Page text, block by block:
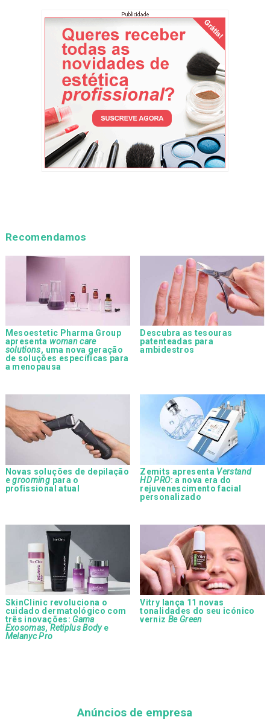
Recomendamos
Mesoestetic Pharma Group
apresenta woman care
solutions, uma nova geração
de soluções específicas para
a menopausa
Descubra as tesouras
patenteadas para
ambidestros
Novas soluções de depilação
egrooming para o
profissional atual
Zemits apresenta Verstand
HD PRO: a nova era do
rejuvenescimento facial
personalizado
SkinClinic revoluciona o
cuidado dermatológico com
três inovações: Gama
Exosomas,Retiplus Bodye
Melanyc Pro
Vitry lança 11 novas
tonalidades do seu icónico
verniz Be Green
Anúncios de empresa